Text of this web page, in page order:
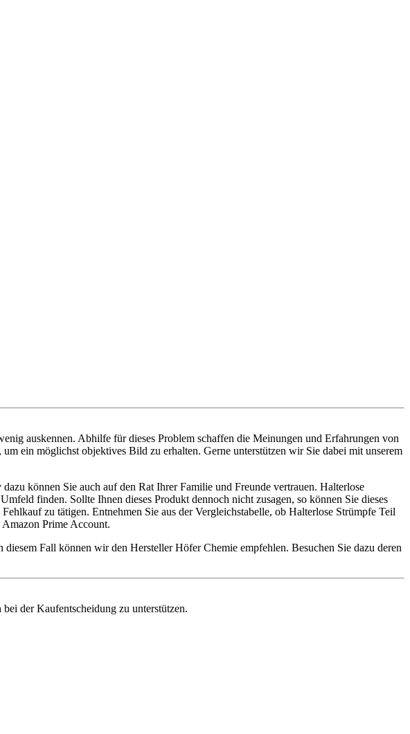
auskennen. Abhilfe für dieses Problem schaffen die Meinungen und Erfahrungen von
ein möglichst objektives Bild zu erhalten. Gerne unterstützen wir Sie dabei mit unserem
können Sie auch auf den Rat Ihrer Familie und Freunde vertrauen. Halterlose
finden. Sollte Ihnen dieses Produkt dennoch nicht zusagen, so können Sie dieses
zu tätigen. Entnehmen Sie aus der Vergleichstabelle, ob Halterlose Strümpfe Teil
Amazon Prime Account.
Fall können wir den Hersteller Höfer Chemie empfehlen. Besuchen Sie dazu deren
der Kaufentscheidung zu unterstützen.